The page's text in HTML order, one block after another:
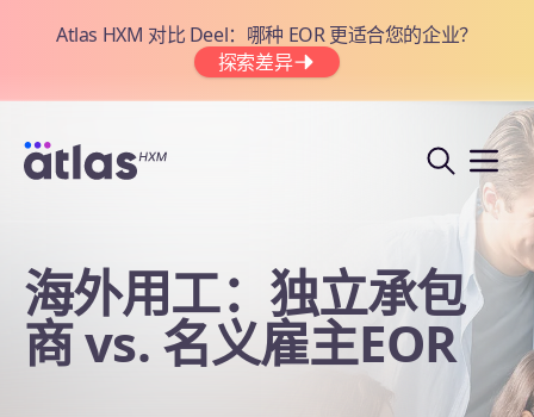
Atlas HXM 对比 Deel：哪种 EOR 更适合您的企业？
探索差异
海外用工：独立承包
商 vs. 名义雇主EOR